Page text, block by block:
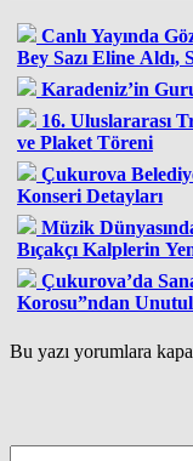
Canlı Yayında
Bey Sazı Eline Aldı,
Karadeniz’in
16. Uluslararası
ve Plaket Töreni
Çukurova
Konseri Detayları
Müzik
Bıçakçı Kalplerin
Çukurova’da
Korosu”ndan
Bu yazı yorumlara